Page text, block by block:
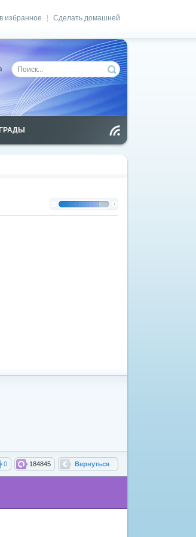
Сделать домашней
избранное
ен
(голосов: 1)
Вернуться
184845
0